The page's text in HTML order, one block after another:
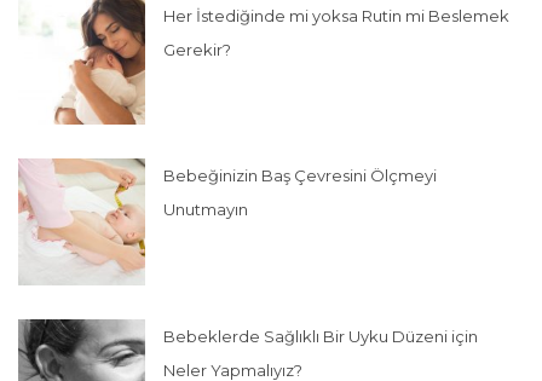
Her İstediğinde mi yoksa Rutin mi Beslemek
Gerekir?
Bebeğinizin Baş Çevresini Ölçmeyi
Unutmayın
Bebeklerde Sağlıklı Bir Uyku Düzeni için
Neler Yapmalıyız?